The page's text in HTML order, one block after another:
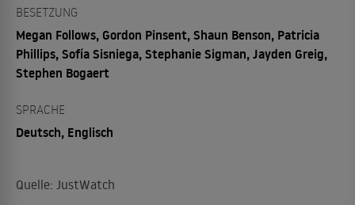
BESETZUNG
Megan Follows, Gordon Pinsent, Shaun Benson, Patricia
Phillips, Sofía Sisniega, Stephanie Sigman, Jayden Greig,
Stephen Bogaert
SPRACHE
Deutsch, Englisch
Quelle: JustWatch